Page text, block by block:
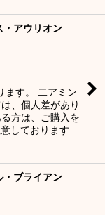
・アウリオン
ます。 二アミン
、個人差があり
方は、ご購入を
しております
・ブライアン